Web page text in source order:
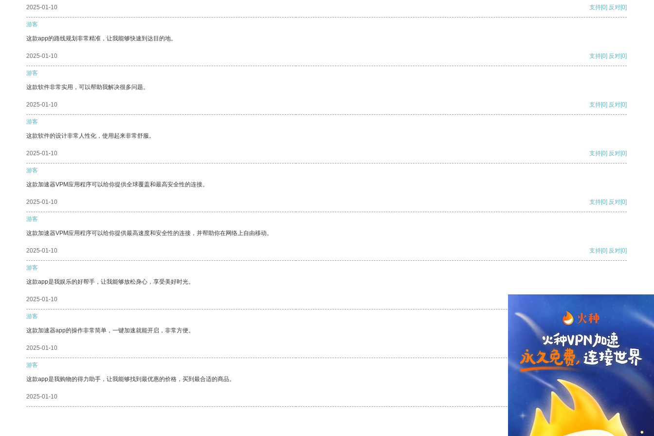
2025-01-10 支持[0] 反对[0]
游客
这款app的路线规划非常精准，让我能够快速到达目的地。
2025-01-10 支持[0] 反对[0]
游客
这款软件非常实用，可以帮助我解决很多问题。
2025-01-10 支持[0] 反对[0]
游客
这款软件的设计非常人性化，使用起来非常舒服。
2025-01-10 支持[0] 反对[0]
游客
这款加速器VPM应用程序可以给你提供全球覆盖和最高安全性的连接。
2025-01-10 支持[0] 反对[0]
游客
这款加速器VPM应用程序可以给你提供最高速度和安全性的连接，并帮助你在网络上自由移动。
2025-01-10 支持[0] 反对[0]
游客
这款app是我娱乐的好帮手，让我能够放松身心，享受美好时光。
2025-01-10
游客
这款加速器app的操作非常简单，一键加速就能开启，非常方便。
2025-01-10 支持 [0] 反对 [0]
游客
这款app是我购物的得力助手，让我能够找到最优惠的价格，买到最合适的商品。
2025-01-10 支持